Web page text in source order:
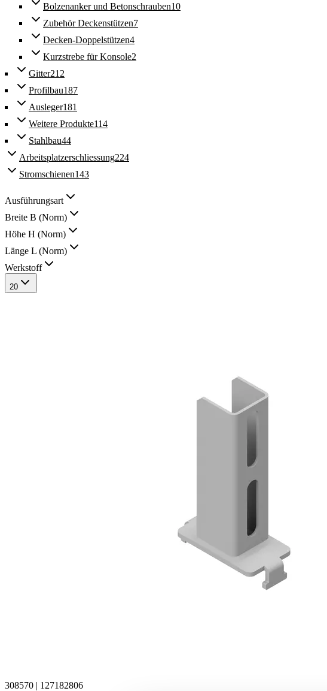
Bolzenanker und Betonschrauben10
Zubehör Deckenstützen7
Decken-Doppelstützen4
Kurzstrebe für Konsole2
Gitter212
Profilbau187
Ausleger181
Weitere Produkte114
Stahlbau44
Arbeitsplatzerschliessung224
Stromschienen143
Ausführungsart
Breite B (Norm)
Höhe H (Norm)
Länge L (Norm)
Werkstoff
20
308570 | 127182806